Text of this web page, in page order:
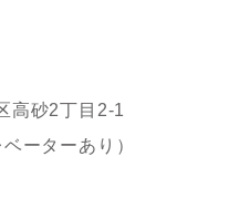
高砂2丁目2-1
ーターあり）